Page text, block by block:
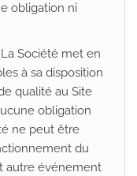
obligation ni
Société met en
à sa disposition
qualité au Site
obligation
ne peut être
du
autre événement